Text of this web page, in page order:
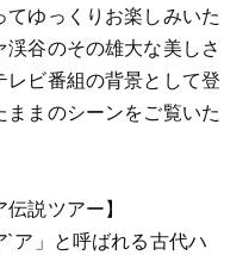
ゆっくりお楽しみいた
谷のその雄大な美しさ
ビ番組の背景として登
まのシーンをご覧いた
説ツアー】
ア」と呼ばれる古代ハ